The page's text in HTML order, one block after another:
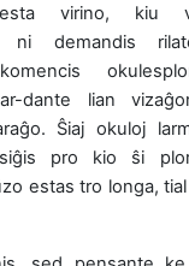
virino, kiu
ni demandis
dante lian
Ŝiaj okuloj
pro kio ŝi
estas tro longa,